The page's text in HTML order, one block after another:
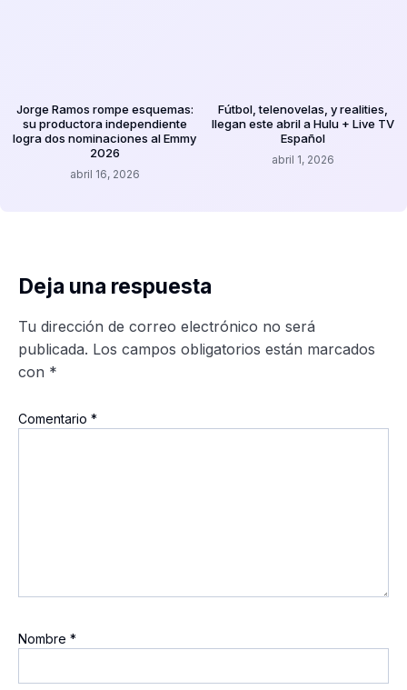
Jorge Ramos rompe esquemas:
su productora independiente
logra dos nominaciones al Emmy
2026
abril 16, 2026
Fútbol, telenovelas, y realities,
llegan este abril a Hulu + Live TV
Español
abril 1, 2026
Deja una respuesta
Tu dirección de correo electrónico no será
publicada. Los campos obligatorios están marcados
con *
Comentario *
Nombre *